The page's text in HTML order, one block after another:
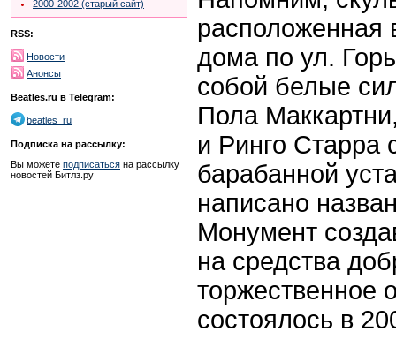
2000-2002 (старый сайт)
RSS:
Новости
Анонсы
Beatles.ru в Telegram:
beatles_ru
Подписка на рассылку:
Вы можете подписаться на рассылку
новостей Битлз.ру
расположенная
дома по ул.
собой белые
Пола
и Ринго Старра
барабанной
написано
Монумент
на средства
торжественное
состоялось в